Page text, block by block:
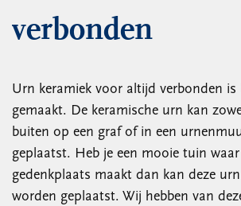
verbonden
Urn keramiek voor altijd verbonden is
gemaakt. De keramische urn kan
buiten op een graf of in een
geplaatst. Heb je een mooie tuin waar
gedenkplaats maakt dan kan deze
worden geplaatst. Wij hebben van